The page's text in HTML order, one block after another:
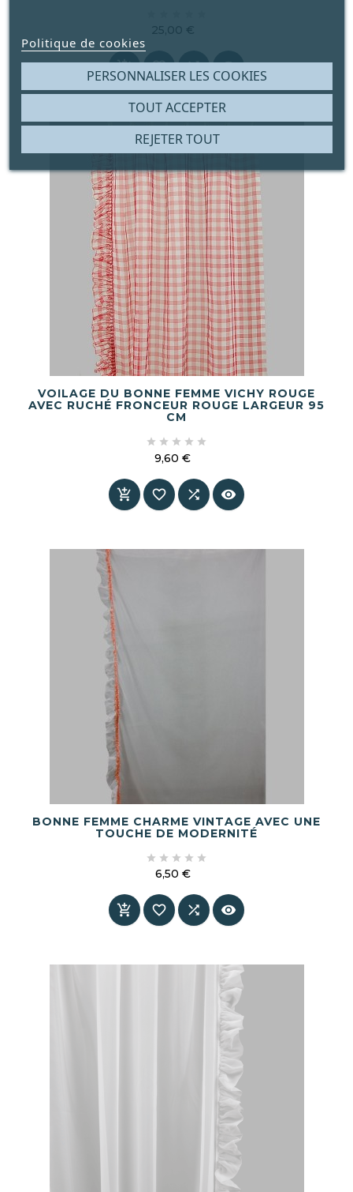
25,00 €
   
VOILAGE DU BONNE FEMME VICHY ROUGE
AVEC RUCHÉ FRONCEUR ROUGE LARGEUR 95
CM
    
9,60 €
   
BONNE FEMME CHARME VINTAGE AVEC UNE
TOUCHE DE MODERNITÉ
    
6,50 €
   
Politique de cookies
PERSONNALISER LES COOKIES
REJETER TOUT
TOUT ACCEPTER